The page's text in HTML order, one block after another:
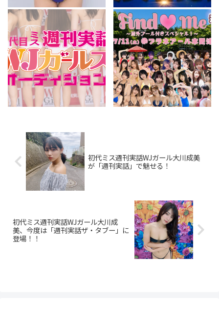
初代ミス週刊実話WJガール大川成美
が「週刊実話」で魅せる！
初代ミス週刊実話WJガール大川成
美、今度は「週刊実話ザ・タブー」に
登場！！